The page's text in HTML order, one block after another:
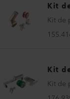
Kit
Kit de
Kit
Kit de